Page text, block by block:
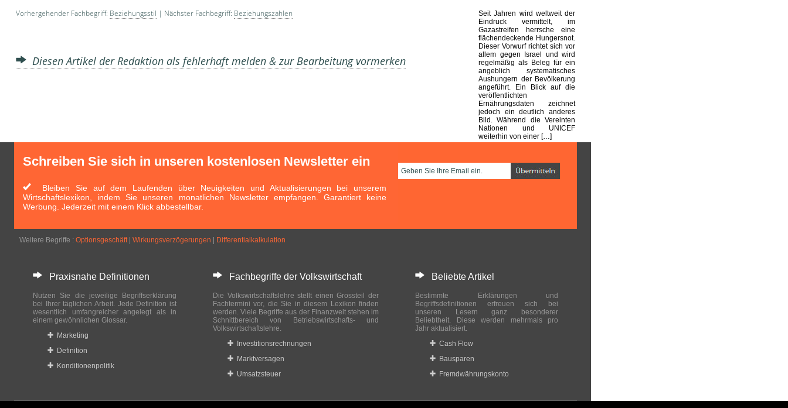
Vorhergehender Fachbegriff: Beziehungsstil | Nächster Fachbegriff: Beziehungszahlen
Diesen Artikel der Redaktion als fehlerhaft melden & zur Bearbeitung vormerken
Seit Jahren wird weltweit der
Eindruck vermittelt, im
Gazastreifen herrsche eine
flächendeckende Hungersnot.
Dieser Vorwurf richtet sich vor
allem gegen Israel und wird
regelmäßig als Beleg für ein
angeblich systematisches
Aushungern der Bevölkerung
angeführt. Ein Blick auf die
veröffentlichten
Ernährungsdaten zeichnet
jedoch ein deutlich anderes
Bild. Während die Vereinten
Nationen und UNICEF
weiterhin von einer […]
Schreiben Sie sich in unseren kostenlosen Newsletter ein
Bleiben Sie auf dem Laufenden über Neuigkeiten und Aktualisierungen bei unserem
Wirtschaftslexikon, indem Sie unseren monatlichen Newsletter empfangen. Garantiert keine
Werbung. Jederzeit mit einem Klick abbestellbar.
Weitere Begriffe : Optionsgeschäft| Wirkungsverzögerungen Differentialkalkulation
Praxisnahe Definitionen
Nutzen Sie die jeweilige Begriffserklärung
bei Ihrer täglichen Arbeit. Jede Definition ist
wesentlich umfangreicher angelegt als in
einem gewöhnlichen Glossar.
Marketing
Definition
Konditionenpolitik
Fachbegriffe der Volkswirtschaft
Die Volkswirtschaftslehre stellt einen Grossteil der
Fachtermini vor, die Sie in diesem Lexikon finden
werden. Viele Begriffe aus der Finanzwelt stehen im
Schnittbereich von Betriebswirtschafts- und
Volkswirtschaftslehre.
Investitionsrechnungen
Marktversagen
Umsatzsteuer
Beliebte Artikel
Bestimmte Erklärungen und
Begriffsdefinitionen erfreuen sich bei
unseren Lesern ganz besonderer
Beliebtheit. Diese werden mehrmals pro
Jahr aktualisiert.
Cash Flow
Bausparen
Fremdwährungskonto